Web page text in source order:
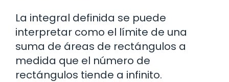
La integral definida se puede
interpretar como el límite de una
suma de áreas de rectángulos a
medida que el número de
rectángulos tiende a infinito.